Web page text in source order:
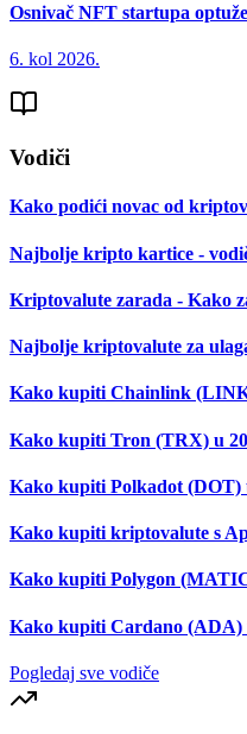
Osnivač NFT startupa
6. kol 2026.
Vodiči
Kako podići novac od
Najbolje kripto kartice -
Kriptovalute zarada - Kako
Najbolje kriptovalute za
Kako kupiti Chainlink
Kako kupiti Tron (TRX) u
Kako kupiti Polkadot (DOT)
Kako kupiti kriptovalute s
Kako kupiti Polygon
Kako kupiti Cardano (ADA)
Pogledaj sve vodiče